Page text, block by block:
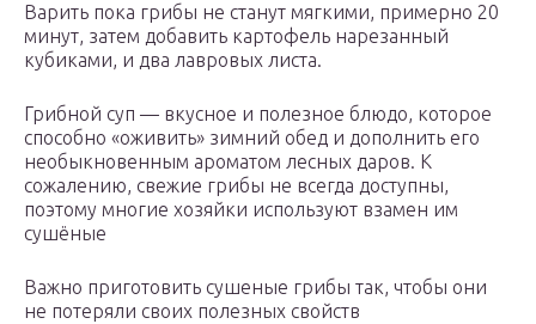
Варить пока грибы не станут мягкими, примерно 20
минут, затем добавить картофель нарезанный
кубиками, и два лавровых листа.
Грибной суп — вкусное и полезное блюдо, которое
способно «оживить» зимний обед и дополнить его
необыкновенным ароматом лесных даров. К
сожалению, свежие грибы не всегда доступны,
поэтому многие хозяйки используют взамен им
сушёные
Важно приготовить сушеные грибы так, чтобы они
не потеряли своих полезных свойств